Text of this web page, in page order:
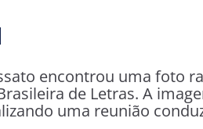
encontrou uma foto
de Letras. A
uma reunião